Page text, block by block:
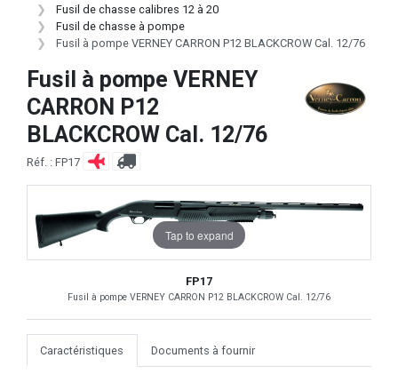
Fusil de chasse calibres 12 à 20
Fusil de chasse à pompe
Fusil à pompe VERNEY CARRON P12 BLACKCROW Cal. 12/76
Fusil à pompe VERNEY
CARRON P12
BLACKCROW Cal. 12/76
Réf. : FP17
Tap to expand
FP17
Fusil à pompe VERNEY CARRON P12 BLACKCROW Cal. 12/76
Caractéristiques Documents à fournir